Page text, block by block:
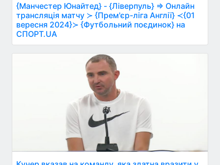
{Манчестер Юнайтед} - {Ліверпуль} ⇒ Онлайн
трансляція матчу ≻ {Прем'єр-ліга Англії} ≺{01
вересня 2024}≻ {Футбольний поєдинок} на
СПОРТ.UA